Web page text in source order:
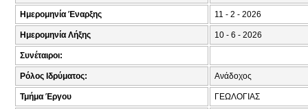
Ημερομηνία Έναρξης 11 - 2 - 2026
Ημερομηνία Λήξης 10 - 6 - 2026
Συνέταιροι:
Ρόλος Ιδρύματος: Ανάδοχος
Τμήμα Έργου ΓΕΩΛΟΓΙΑΣ